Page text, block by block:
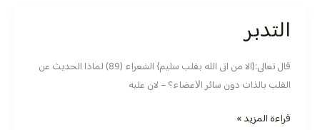
التدبر
قال تعالى:{الا من اتى الله بقلب سليم} الشعراء (89) لماذا الحديث عن
القلب بالذات دون سائر اﻻعضاء؟ – لان عليه
التدبر
قراءة المزيد »